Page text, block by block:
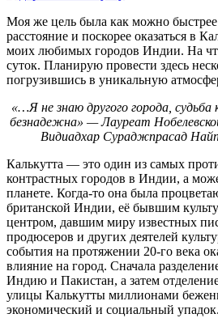
Моя же цель была как можно быстрее
расстояние и поскорее оказаться в
моих любимых городов Индии. На
суток. Планирую провести здесь
погрузившись в уникальную
«…Я не знаю другого города,
безнадежна» — Лауреат
Видиадхар Сураджпрасад
Калькутта — это один из самых
контрастных городов в Индии, а
планете. Когда-то она была
британской Индии, её бывшим
центром, давшим миру известных
продюсеров и других деятелей
события на протяжении 20-го века
влияние на город. Сначала
Индию и Пакистан, а затем
улицы Калькутты миллионами
экономический и социальный упадок.